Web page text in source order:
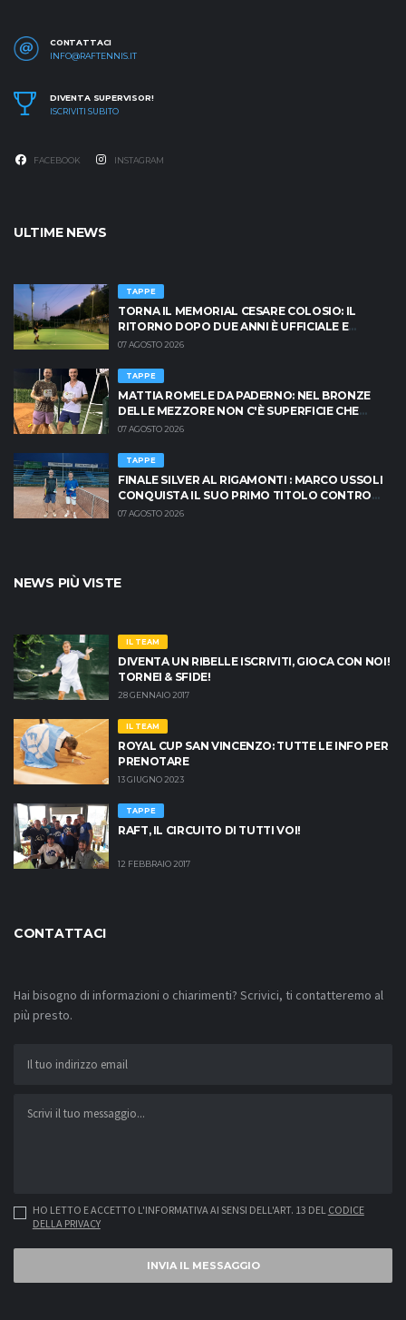
CONTATTACI
INFO@RAFTENNIS.IT
DIVENTA SUPERVISOR!
ISCRIVITI SUBITO
FACEBOOK INSTAGRAM
ULTIME NEWS
TAPPE
TORNA IL MEMORIAL CESARE COLOSIO: IL
RITORNO DOPO DUE ANNI È UFFICIALE E
BRESCIA È PRONTA AD INFIAMMARSI!
07 AGOSTO 2026
TAPPE
MATTIA ROMELE DA PADERNO: NEL BRONZE
DELLE MEZZORE NON C'È SUPERFICIE CHE
TENGA
07 AGOSTO 2026
TAPPE
FINALE SILVER AL RIGAMONTI : MARCO USSOLI
CONQUISTA IL SUO PRIMO TITOLO CONTRO
MASSIMO CRISCIONE
07 AGOSTO 2026
NEWS PIÙ VISTE
IL TEAM
DIVENTA UN RIBELLE ISCRIVITI, GIOCA CON NOI!
TORNEI & SFIDE!
28 GENNAIO 2017
IL TEAM
ROYAL CUP SAN VINCENZO: TUTTE LE INFO PER
PRENOTARE
13 GIUGNO 2023
TAPPE
RAFT, IL CIRCUITO DI TUTTI VOI!
12 FEBBRAIO 2017
CONTATTACI
Hai bisogno di informazioni o chiarimenti? Scrivici, ti contatteremo al
più presto.
HO LETTO E ACCETTO L'INFORMATIVA AI SENSI DELL'ART. 13 DEL CODICE
DELLA PRIVACY
INVIA IL MESSAGGIO